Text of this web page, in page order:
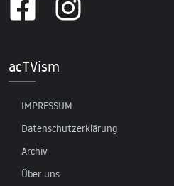
acTVism
IMPRESSUM
Datenschutzerklärung
Archiv
Über uns